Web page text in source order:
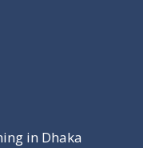
in Dhaka